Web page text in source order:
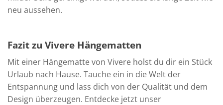
neu aussehen.
Fazit zu Vivere Hängematten
Mit einer Hängematte von Vivere holst du dir ein Stück
Urlaub nach Hause. Tauche ein in die Welt der
Entspannung und lass dich von der Qualität und dem
Design überzeugen. Entdecke jetzt unser